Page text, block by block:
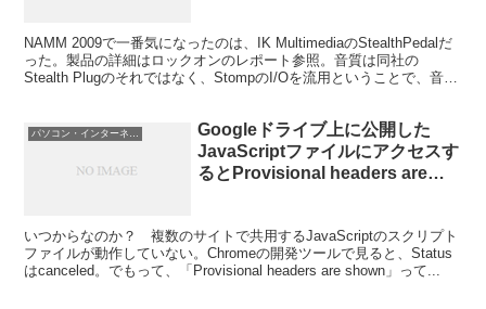
NAMM 2009で一番気になったのは、IK MultimediaのStealthPedalだ
った。製品の詳細はロックオンのレポート参照。音質は同社の
Stealth Plugのそれではなく、StompのI/Oを流用ということで、音質
Googleドライブ上に公開した
JavaScriptファイルにアクセスす
るとProvisional headers are
いつからなのか？ 複数のサイトで共用するJavaScriptのスクリプト
ファイルが動作していない。Chromeの開発ツールで見ると、Status
はcanceled。でもって、「Provisional headers are shown」って...